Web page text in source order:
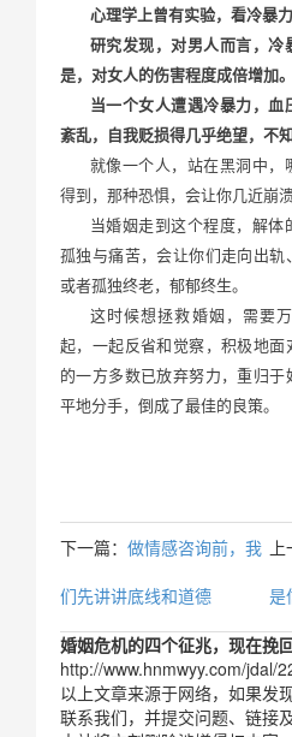
心理学上曾有实验，看冷暴
研究发现，对男人而言，冷
是，对女人的伤害程度成倍增加。
当一个女人遭遇冷暴力，
紊乱，自我贬损得几乎绝望，不
就像一个人，站在黑洞中
得到，那种恐惧，会让你几近崩溃
当婚姻走到这个程度，解
孤独与痛苦，会让你们走向出轨
或者孤独终老，郁郁终生。
这时候想拯救婚姻，需要
起，一起反省和觉察，积极地
的一方多数已放弃努力，重归
平地分手，倒成了最佳的良策。
是
下一篇： 做情感咨询前，我
们先讲讲底线和道德
婚姻危机的四个征兆，现在挽
http://www.hnmwyy.com/jdal/
以上文章来源于网络，如果发
联系我们，并提交问题、链接